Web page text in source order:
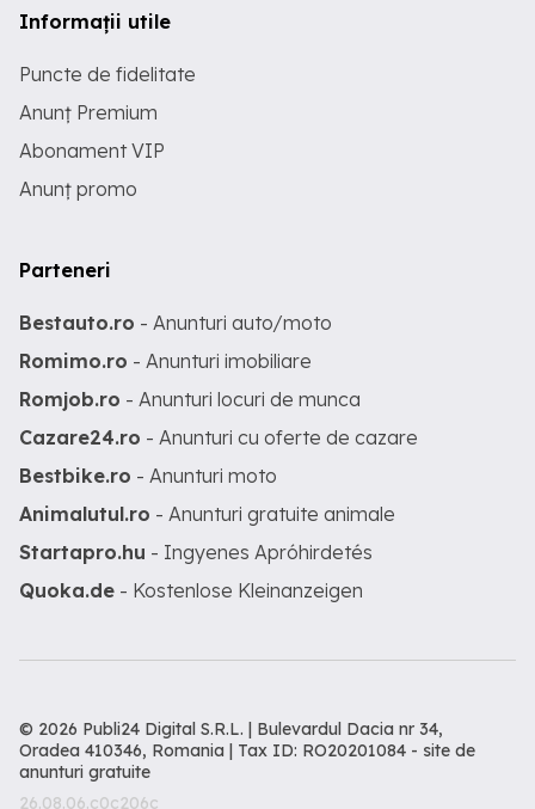
Informații utile
Puncte de fidelitate
Anunț Premium
Abonament VIP
Anunț promo
Parteneri
Bestauto.ro - Anunturi auto/moto
Romimo.ro - Anunturi imobiliare
Romjob.ro - Anunturi locuri de munca
Cazare24.ro - Anunturi cu oferte de cazare
Bestbike.ro - Anunturi moto
Animalutul.ro - Anunturi gratuite animale
Startapro.hu - Ingyenes Apróhirdetés
Quoka.de - Kostenlose Kleinanzeigen
© 2026 Publi24 Digital S.R.L. | Bulevardul Dacia nr 34,
Oradea 410346, Romania | Tax ID: RO20201084 - site de
anunturi gratuite
26.08.06.c0c206c